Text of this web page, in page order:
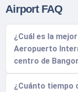
Airport FAQ
¿Cuál es la
Aeropuerto
centro de
¿Cuánto tiempo